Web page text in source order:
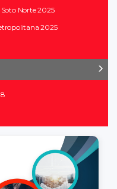
Norte 2025
2025